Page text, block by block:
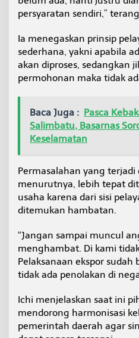
persyaratan sendiri,”
Ia menegaskan prinsip
sederhana, yakni apabila
akan diproses, sedangkan
permohonan maka tidak
Baca Juga : Pasca
Salimbatu, Basarnas
Keselamatan
Permasalahan yang terjadi
menurutnya, lebih tepat
usaha karena dari sisi
ditemukan hambatan.
“Jangan sampai muncul
menghambat. Di kami
Pelaksanaan ekspor sudah
tidak ada penolakan di
Ichi menjelaskan saat ini
mendorong harmonisasi
pemerintah daerah agar